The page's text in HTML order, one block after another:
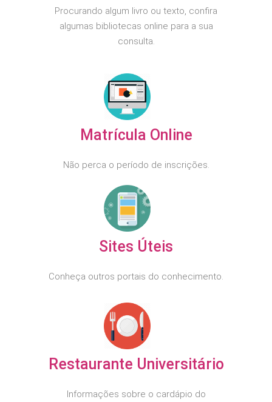
Procurando algum livro ou texto, confira
algumas bibliotecas online para a sua
consulta.
Matrícula Online
Não perca o período de inscrições.
Sites Úteis
Conheça outros portais do conhecimento.
Restaurante Universitário
Informações sobre o cardápio do